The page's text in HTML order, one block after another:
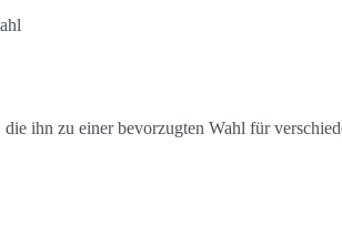
ihn zu einer bevorzugten Wahl für